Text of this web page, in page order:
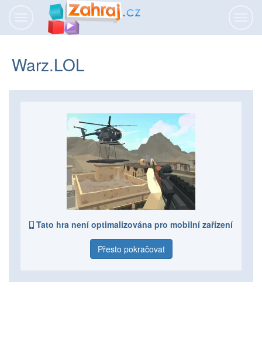
Warz.LOL
Tato hra není optimalizována pro mobilní zařízení
Přesto pokračovat